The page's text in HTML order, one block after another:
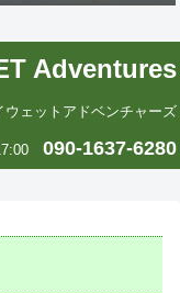
Adventures
ウェットアドベンチャーズ
090-1637-6280